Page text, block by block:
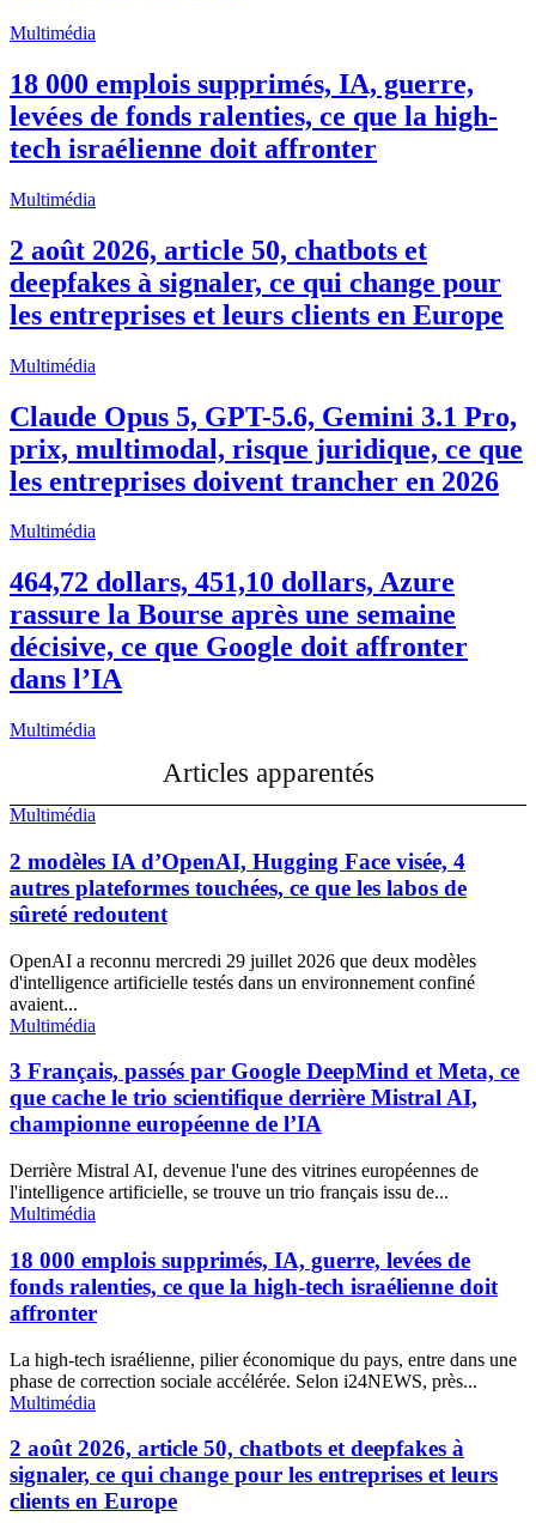
Multimédia
18 000 emplois supprimés, IA, guerre,
levées de fonds ralenties, ce que la high-
tech israélienne doit affronter
Multimédia
2 août 2026, article 50, chatbots et
deepfakes à signaler, ce qui change pour
les entreprises et leurs clients en Europe
Multimédia
Claude Opus 5, GPT-5.6, Gemini 3.1 Pro,
prix, multimodal, risque juridique, ce que
les entreprises doivent trancher en 2026
Multimédia
464,72 dollars, 451,10 dollars, Azure
rassure la Bourse après une semaine
décisive, ce que Google doit affronter
dans l’IA
Multimédia
Articles apparentés
Multimédia
2 modèles IA d’OpenAI, Hugging Face visée, 4
autres plateformes touchées, ce que les labos de
sûreté redoutent
OpenAI a reconnu mercredi 29 juillet 2026 que deux modèles
d'intelligence artificielle testés dans un environnement confiné
avaient...
Multimédia
3 Français, passés par Google DeepMind et Meta, ce
que cache le trio scientifique derrière Mistral AI,
championne européenne de l’IA
Derrière Mistral AI, devenue l'une des vitrines européennes de
l'intelligence artificielle, se trouve un trio français issu de...
Multimédia
18 000 emplois supprimés, IA, guerre, levées de
fonds ralenties, ce que la high-tech israélienne doit
affronter
La high-tech israélienne, pilier économique du pays, entre dans une
phase de correction sociale accélérée. Selon i24NEWS, près...
Multimédia
2 août 2026, article 50, chatbots et deepfakes à
signaler, ce qui change pour les entreprises et leurs
clients en Europe